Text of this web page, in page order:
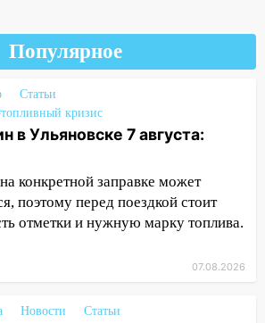
сильнейшая непогода: град
м/с
хотел купить иномарку
760 тысяч рублей
районе
и Chevrolet:
летний подросток
бензин в Ульяновске 7
АЗС
Популярное
Статьи
кризис
в Ульяновске 7 августа:
конкретной заправке может
поэтому перед поездкой стоит
отметки и нужную марку топлива.
07.08.2026
Новости
Статьи